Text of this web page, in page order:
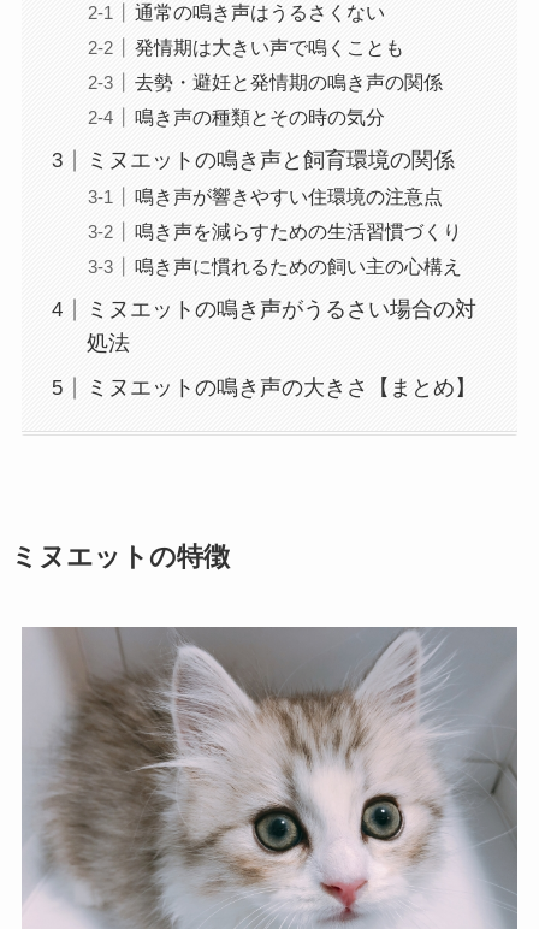
通常の鳴き声はうるさくない
発情期は大きい声で鳴くことも
去勢・避妊と発情期の鳴き声の関係
鳴き声の種類とその時の気分
ミヌエットの鳴き声と飼育環境の関係
鳴き声が響きやすい住環境の注意点
鳴き声を減らすための生活習慣づくり
鳴き声に慣れるための飼い主の心構え
ミヌエットの鳴き声がうるさい場合の対
処法
ミヌエットの鳴き声の大きさ【まとめ】
ミヌエットの特徴